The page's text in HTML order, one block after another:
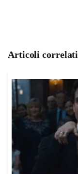
Articoli correlati